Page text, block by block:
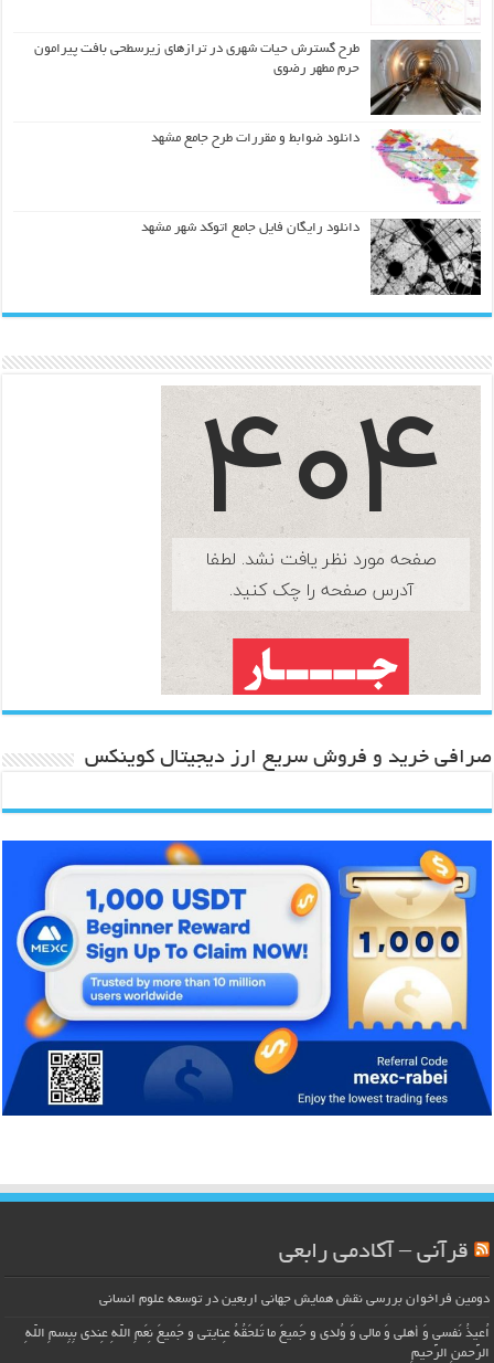
طرح گسترش حیات شهري در ترازهاي زیرسطحی بافت پیرامون
حرم مطهر رضوي
دانلود ضوابط و مقررات طرح جامع مشهد
دانلود رایگان فایل جامع اتوکد شهر مشهد
صرافی خرید و فروش سریع ارز دیجیتال کوینکس
قرآنی – آکادمی رابعی
دومین فراخوان بررسی نقش همایش جهانی اربعین در توسعه علوم انسانی
اُعیذُ نَفسی وَ أهلی وَ مالی وَ وُلدی و جَمیعَ ما تَلحَقُهُ عِنایتی و جَمیعَ نِعَمِ اللّهِ عِندی بِبِسمِ اللّهِ
الرَّحمنِ الرَّحیمِ